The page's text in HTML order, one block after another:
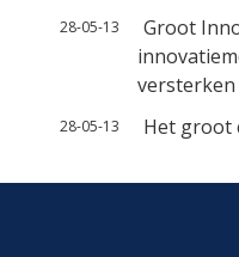
28-05-13
Groot
versterken
28-05-13 Het groot